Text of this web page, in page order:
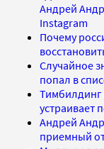
Андрей
Instagram
Почему
Случайное
попал в
Тимбилдинг
устраивает
Андрей
приемный